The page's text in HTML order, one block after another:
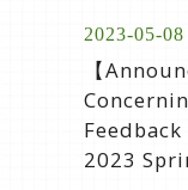
2023-05-08
【
2023